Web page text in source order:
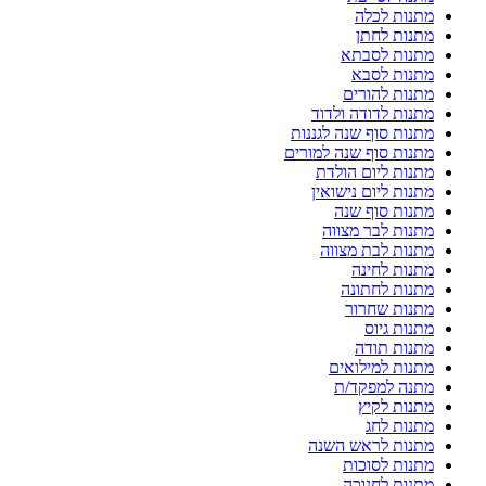
מתנות לכלה
מתנות לחתן
מתנות לסבתא
מתנות לסבא
מתנות להורים
מתנות לדודה ולדוד
מתנות סוף שנה לגננות
מתנות סוף שנה למורים
מתנות ליום הולדת
מתנות ליום נישואין
מתנות סוף שנה
מתנות לבר מצווה
מתנות לבת מצווה
מתנות לחינה
מתנות לחתונה
מתנות שחרור
מתנות גיוס
מתנות תודה
מתנות למילואים
מתנה למפקד/ת
מתנות לקיץ
מתנות לחג
מתנות לראש השנה
מתנות לסוכות